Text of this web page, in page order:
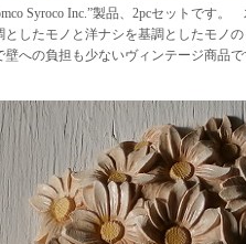
Syroco Inc.”製品、2pcセットです
したモノと洋ナシを基調としたモノ
への負担も少ないヴィンテージ商品で